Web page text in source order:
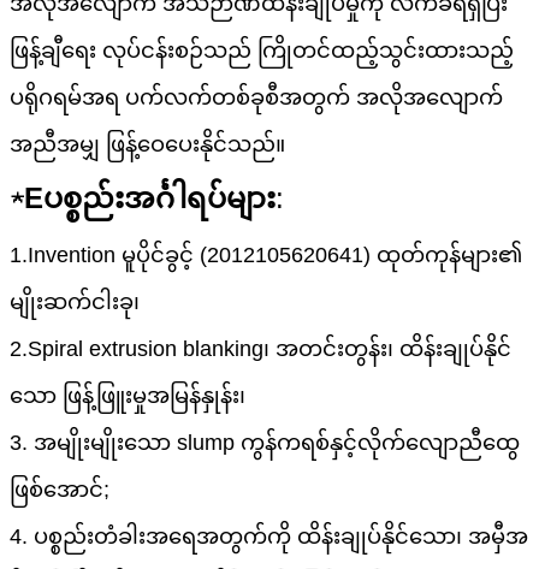
ဖြန့်ချီရေး လုပ်ငန်းစဉ်သည် ကြိုတင်ထည့်သွင်းထားသည့်
ပရိုဂရမ်အရ ပက်လက်တစ်ခုစီအတွက် အလိုအလျောက်
အညီအမျှ ဖြန့်ဝေပေးနိုင်သည်။
★Eပစ္စည်းအင်္ဂါရပ်များ:
1.Invention မူပိုင်ခွင့် (2012105620641) ထုတ်ကုန်များ၏
မျိုးဆက်ငါးခု၊
2.Spiral extrusion blanking၊ အတင်းတွန်း၊ ထိန်းချုပ်နိုင်
သော ဖြန့်ဖြူးမှုအမြန်နှုန်း၊
3. အမျိုးမျိုးသော slump ကွန်ကရစ်နှင့်လိုက်လျောညီထွေ
ဖြစ်အောင်;
4. ပစ္စည်းတံခါးအရေအတွက်ကို ထိန်းချုပ်နိုင်သော၊ အမှီအ